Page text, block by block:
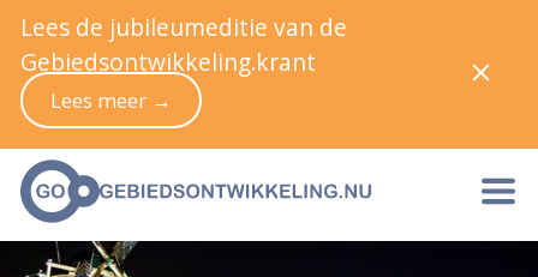
Lees de jubileumeditie van de
Gebiedsontwikkeling.krant
Lees meer →